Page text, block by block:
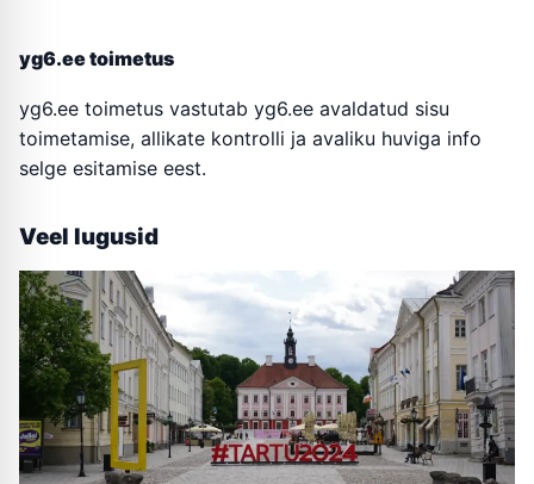
yg6.ee toimetus
yg6.ee toimetus vastutab yg6.ee avaldatud sisu
toimetamise, allikate kontrolli ja avaliku huviga info
selge esitamise eest.
Veel lugusid